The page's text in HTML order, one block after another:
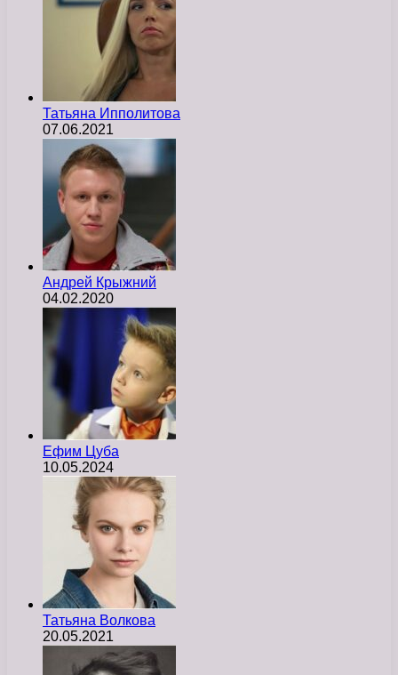
Татьяна Ипполитова
07.06.2021
Андрей Крыжний
04.02.2020
Ефим Цуба
10.05.2024
Татьяна Волкова
20.05.2021